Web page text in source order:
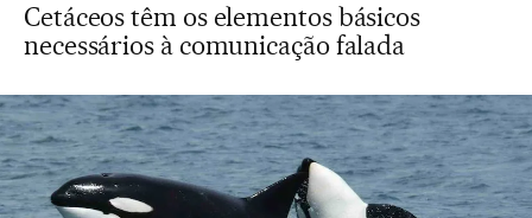
Cetáceos têm os elementos básicos
necessários à comunicação falada